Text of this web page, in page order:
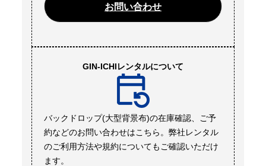
お問い合わせ
GIN-ICHIレンタルについて
バックドロップ(大型背景布)の在庫確認、ご予
約などのお問い合わせはこちら。弊社レンタル
のご利用方法や規約についてもご確認いただけ
ます。